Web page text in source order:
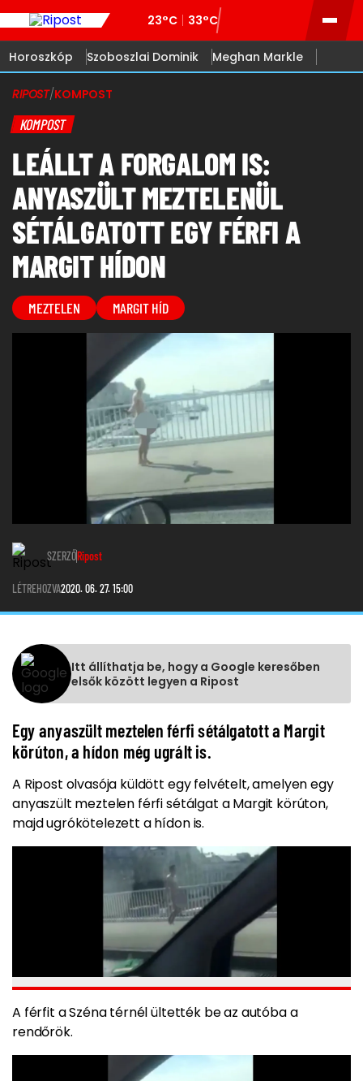
23°C 33°C
Horoszkóp Szoboszlai Dominik Meghan Markle
RIPOST/KOMPOST
KOMPOST
LEÁLLT A FORGALOM IS:
ANYASZÜLT MEZTELENÜL
SÉTÁLGATOTT EGY FÉRFI A
MARGIT HÍDON
MEZTELEN MARGIT HÍD
SZERZŐRipost
LÉTREHOZVA2020. 06. 27. 15:00
Itt állíthatja be, hogy a Google keresőben
elsők között legyen a Ripost
Egy anyaszült meztelen férfi sétálgatott a Margit
körúton, a hídon még ugrált is.
A Ripost olvasója küldött egy felvételt, amelyen egy
anyaszült meztelen férfi sétálgat a Margit körúton,
majd ugrókötelezett a hídon is.
A férfit a Széna térnél ültették be az autóba a
rendőrök.